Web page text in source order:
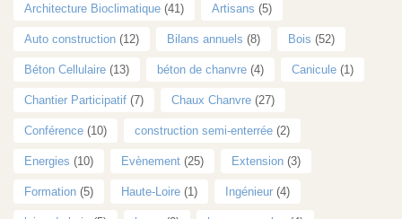
Architecture Bioclimatique (41) Artisans (5)
Auto construction (12) Bilans annuels (8) Bois (52)
Béton Cellulaire (13) béton de chanvre (4) Canicule (1)
Chantier Participatif (7) Chaux Chanvre (27)
Conférence (10) construction semi-enterrée (2)
Energies (10) Evènement (25) Extension (3)
Formation (5) Haute-Loire (1) Ingénieur (4)